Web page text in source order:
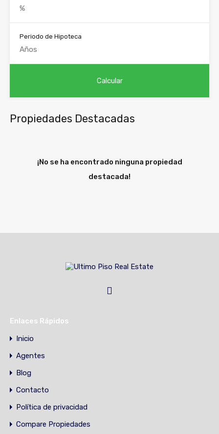
Periodo de Hipoteca
Propiedades Destacadas
¡No se ha encontrado ninguna propiedad
destacada!
Enlaces Rápidos
Inicio
Agentes
Blog
Contacto
Política de privacidad
Compare Propiedades